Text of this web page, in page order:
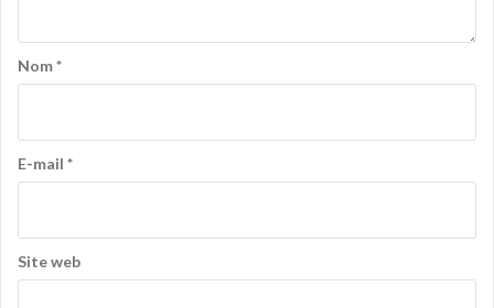
Nom*
E-mail *
Site web